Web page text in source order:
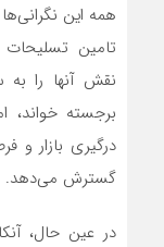
همه این
نقش آنها را به
برجسته خواند،
درگیری بازار و
گسترش‌ می‌دهد.
در عین حال،